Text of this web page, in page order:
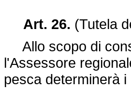
Art. 26. (Tutela
Allo scopo di
l'Assessore
pesca determinerà